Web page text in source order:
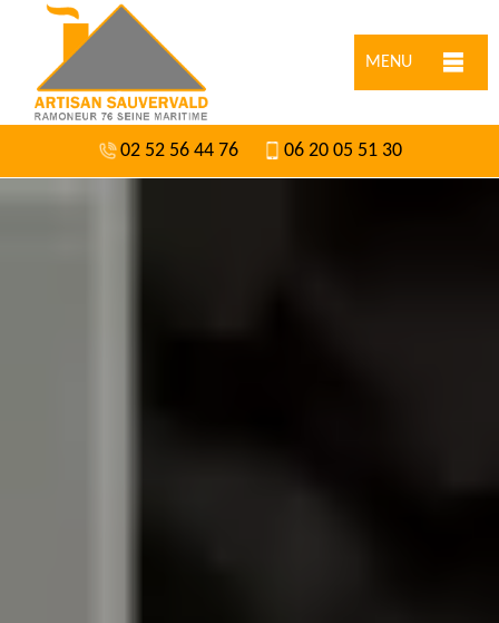
MENU
02 52 56 44 76 06 20 05 51 30